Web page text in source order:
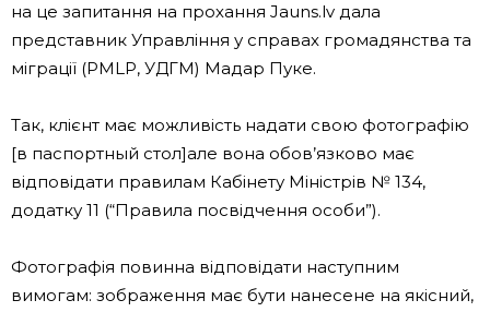
на це запитання на прохання Jauns.lv дала
представник Управління у справах громадянства та
міграції (PMLP, УДГМ) Мадар Пуке.
Так, клієнт має можливість надати свою фотографію
[в паспортный стол]але вона обов’язково має
відповідати правилам Кабінету Міністрів № 134,
додатку 11 (“Правила посвідчення особи”).
Фотографія повинна відповідати наступним
вимогам: зображення має бути нанесене на якісний,